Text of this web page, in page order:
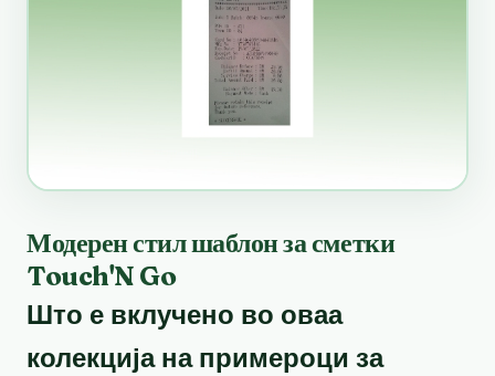
Модерен стил шаблон за сметки
Touch'N Go
Што е вклучено во оваа
колекција на примероци за